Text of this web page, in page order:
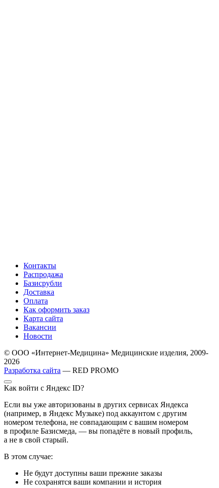
Контакты
Распродажа
Базисрубли
Доставка
Оплата
Как оформить заказ
Карта сайта
Вакансии
Новости
© ООО «Интернет-Медицина» Медицинские изделия, 2009-
2026
Разработка сайта — RED PROMO
Как войти с Яндекс ID?
Если вы уже авторизованы в других сервисах Яндекса
(например, в Яндекс Музыке) под аккаунтом с другим
номером телефона, не совпадающим с вашим номером
в профиле Базисмеда, — вы попадёте в новый профиль,
а не в свой старый.
В этом случае:
Не будут доступны ваши прежние заказы
Не сохранятся ваши компании и история